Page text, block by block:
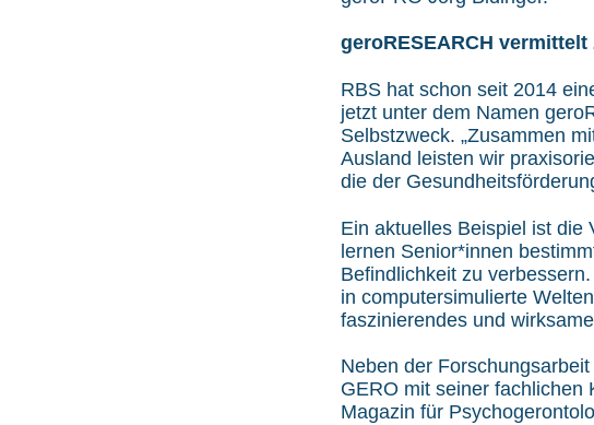
geroRESEARCH vermittelt
RBS hat schon seit 2014
jetzt unter dem Namen
Selbstzweck. „Zusammen
Ausland leisten wir
die der
Ein aktuelles Beispiel ist die
lernen Senior*innen
Befindlichkeit zu
in computersimulierte
faszinierendes und
Neben der
GERO mit seiner fachlichen
Magazin für